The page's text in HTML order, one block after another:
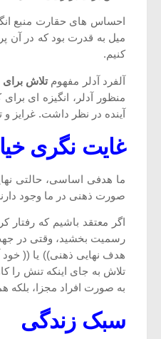
احساس های حقارت منبع
میل به قدرت بود که در آن
کنیم.
آلفرد آدلر مفهومتلاش برای
منظور آدلر، انگیزه ای
آینده در نظر داشت. غرایز
غایت نگری
ما هدفی اساسی، حالتی
صورت ذهنی در ما وجود
اگر معتقد باشیم که
رسمیت بخشید، وقتی در جهت
هدف نهایی ذهنی)) یا (( خود
تلاش به جای اینکه تنش را
به صورت افراد مجزا، بلکه
سبک زندگی